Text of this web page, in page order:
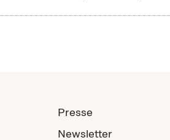
Presse
Newsletter